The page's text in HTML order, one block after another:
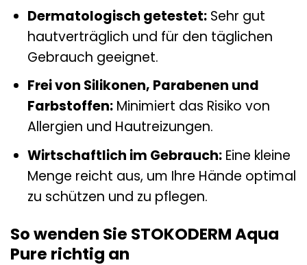
Dermatologisch getestet:Sehr gut
hautverträglich und für den täglichen
Gebrauch geeignet.
Frei von Silikonen, Parabenen und
Farbstoffen:Minimiert das Risiko von
Allergien und Hautreizungen.
Wirtschaftlich im Gebrauch:Eine kleine
Menge reicht aus, um Ihre Hände optimal
zu schützen und zu pflegen.
So wenden Sie STOKODERM Aqua
Pure richtig an